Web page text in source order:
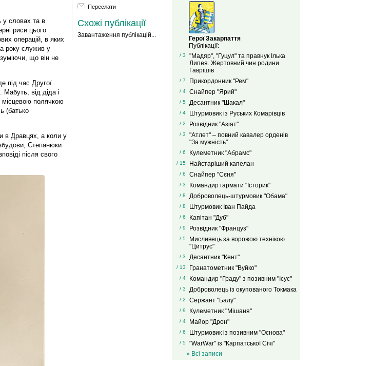
у словах та в
риси цього
операцій, в яких
року служив у
що він не
під час Другої
Мабуть, від діда і
місцевою полячкою
(батько
в Дравцях, а коли у
Степанюки
після свого
Переслати
Схожі публікації
Завантаження публікацій...
Герої Закарпаття
Публікації:
/ 3
"Мадяр", "Гуцул" та правнук Ілька
Липея. Жертовний чин родини
Гаврішів
/ 7 Прикордонник "Рем"
/ 4 Снайпер "Ярий"
/ 5 Десантник "Шакал"
/ 4 Штурмовик із Руських Комарівців
/ 2 Розвідник "Азіат"
/ 3
"Атлет" – повний кавалер орденів
"За мужність"
/ 6 Кулеметник "Абрамс"
/ 15 Найстаріший капелан
/ 6 Снайпер "Сєня"
/ 3 Командир гармати "Історик"
/ 8 Доброволець-штурмовик "Обама"
/ 8 Штурмовик Іван Пайда
/ 6 Капітан "Дуб"
/ 9 Розвідник "Француз"
/ 5
Мисливець за ворожою технікою
"Цитрус"
/ 3 Десантник "Кент"
/ 13 Гранатометник "Вуйко"
/ 4 Командир "Граду" з позивним "Ісус"
/ 3 Доброволець із окупованого Токмака
/ 2 Сержант "Балу"
/ 9 Кулеметник "Мішаня"
/ 4 Майор "Дрон"
/ 6 Штурмовик із позивним "Основа"
/ 5
"WarWar" із "Карпатської Січі"
» Всі записи